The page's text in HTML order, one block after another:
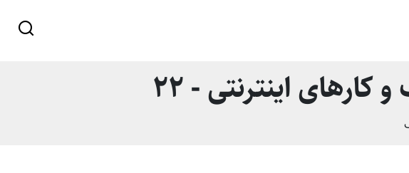
اینترنتی - 22